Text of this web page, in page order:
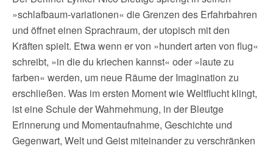
»schlafbaum-variationen« die Grenzen des Erfahrbahren
und öffnet einen Sprachraum, der utopisch mit den
Kräften spielt. Etwa wenn er von »hundert arten von flug«
schreibt, »in die du kriechen kannst« oder »laute zu
farben« werden, um neue Räume der Imagination zu
erschließen. Was im ersten Moment wie Weltflucht klingt,
ist eine Schule der Wahrnehmung, in der Bleutge
Erinnerung und Momentaufnahme, Geschichte und
Gegenwart, Welt und Geist miteinander zu verschränken